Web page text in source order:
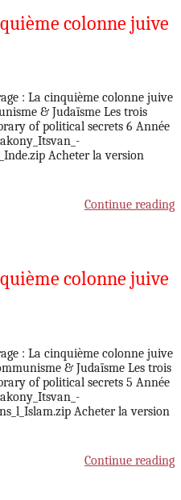
colonne juive
: La cinquième colonne juive
& Judaïsme Les trois
of political secrets 6 Année
Acheter la version
Continue reading
colonne juive
: La cinquième colonne juive
& Judaïsme Les trois
of political secrets 5 Année
Acheter la version
Continue reading